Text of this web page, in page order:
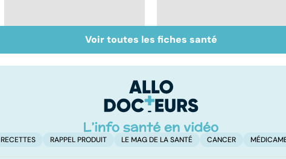
Inflammation des
amygdales : que faire
Suicide : prévenir le
passage à l'acte
Voir toutes les fiches santé
RECETTES RAPPEL PRODUIT LE MAG DE LA SANTÉ CANCER